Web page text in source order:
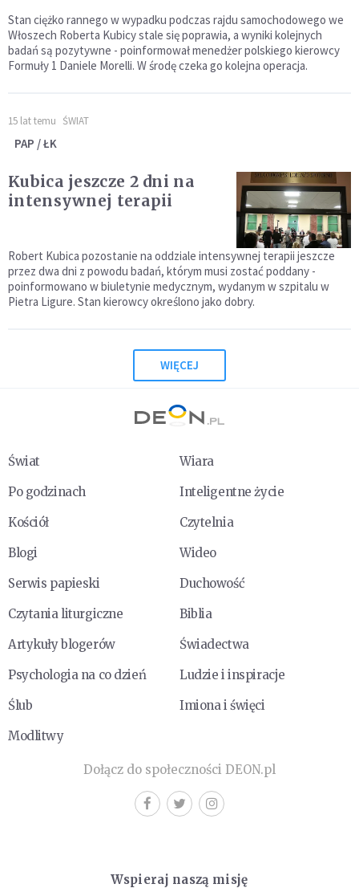
Stan ciężko rannego w wypadku podczas rajdu samochodowego we
Włoszech Roberta Kubicy stale się poprawia, a wyniki kolejnych
badań są pozytywne - poinformował menedżer polskiego kierowcy
Formuły 1 Daniele Morelli. W środę czeka go kolejna operacja.
15 lat temu ŚWIAT
PAP / ŁK
Kubica jeszcze 2 dni na
intensywnej terapii
Robert Kubica pozostanie na oddziale intensywnej terapii jeszcze
przez dwa dni z powodu badań, którym musi zostać poddany -
poinformowano w biuletynie medycznym, wydanym w szpitalu w
Pietra Ligure. Stan kierowcy określono jako dobry.
WIĘCEJ
Świat
Wiara
Po godzinach
Inteligentne życie
Kościół
Czytelnia
Blogi
Wideo
Serwis papieski
Duchowość
Czytania liturgiczne
Biblia
Artykuły blogerów
Świadectwa
Psychologia na co dzień
Ludzie i inspiracje
Ślub
Imiona i święci
Modlitwy
Dołącz do społeczności DEON.pl
Wspieraj naszą misję